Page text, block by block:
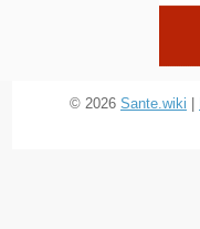
© 2026 Sante.wiki